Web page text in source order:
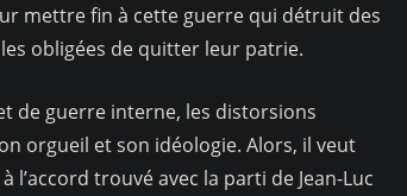
mettre fin à cette guerre qui détruit des
obligées de quitter leur patrie.
de guerre interne, les distorsions
orgueil et son idéologie. Alors, il veut
l’accord trouvé avec la parti de Jean-Luc